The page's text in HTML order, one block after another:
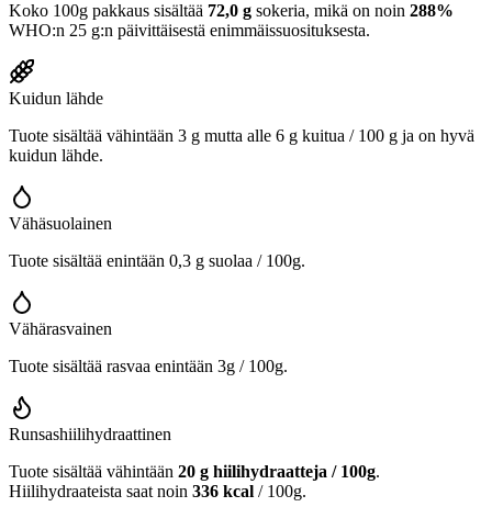
Koko 100g pakkaus sisältää 72,0 g sokeria, mikä on noin 288%
WHO:n 25 g:n päivittäisestä enimmäissuosituksesta.
Kuidun lähde
Tuote sisältää vähintään 3 g mutta alle 6 g kuitua / 100 g ja on hyvä
kuidun lähde.
Vähäsuolainen
Tuote sisältää enintään 0,3 g suolaa / 100g.
Vähärasvainen
Tuote sisältää rasvaa enintään 3g / 100g.
Runsashiilihydraattinen
Tuote sisältää vähintään 20 g hiilihydraatteja / 100g.
Hiilihydraateista saat noin 336 kcal / 100g.